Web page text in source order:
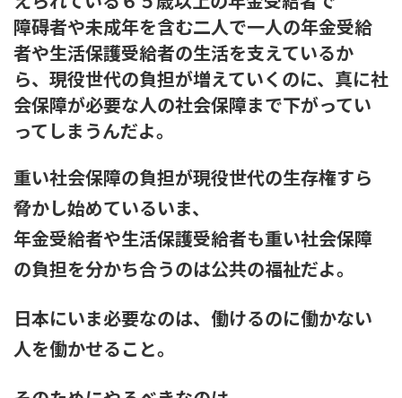
障碍者や未成年を含む二人で一人の年金受給
者や生活保護受給者の生活を支えているか
ら、現役世代の負担が増えていくのに、真に社
会保障が必要な人の社会保障まで下がってい
ってしまうんだよ。
重い社会保障の負担が現役世代の生存権すら
脅かし始めているいま、
年金受給者や生活保護受給者も重い社会保障
の負担を分かち合うのは公共の福祉だよ。
日本にいま必要なのは、働けるのに働かない
人を働かせること。